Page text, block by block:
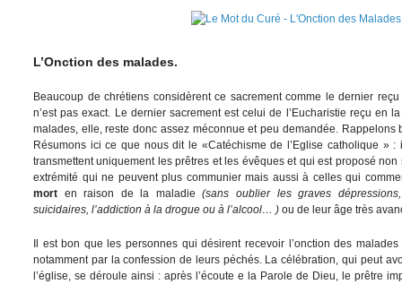
L’Onction des malades.
Beaucoup de chrétiens considèrent ce sacrement comme le dernier
n’est pas exact. Le dernier sacrement est celui de l’Eucharistie reçu en
malades, elle, reste donc assez méconnue et peu demandée. Rappelons
Résumons ici ce que nous dit le «Catéchisme de l’Eglise catholique » :
transmettent uniquement les prêtres et les évêques et qui est proposé
extrémité qui ne peuvent plus communier mais aussi à celles qui
mort en raison de la maladie (sans oublier les graves
suicidaires, l’addiction à la drogue ou à l’alcool… ) ou de leur âge très
Il est bon que les personnes qui désirent recevoir l’onction des
notamment par la confession de leurs péchés. La célébration, qui peut
l’église, se déroule ainsi : après l’écoute e la Parole de Dieu, le prêtre